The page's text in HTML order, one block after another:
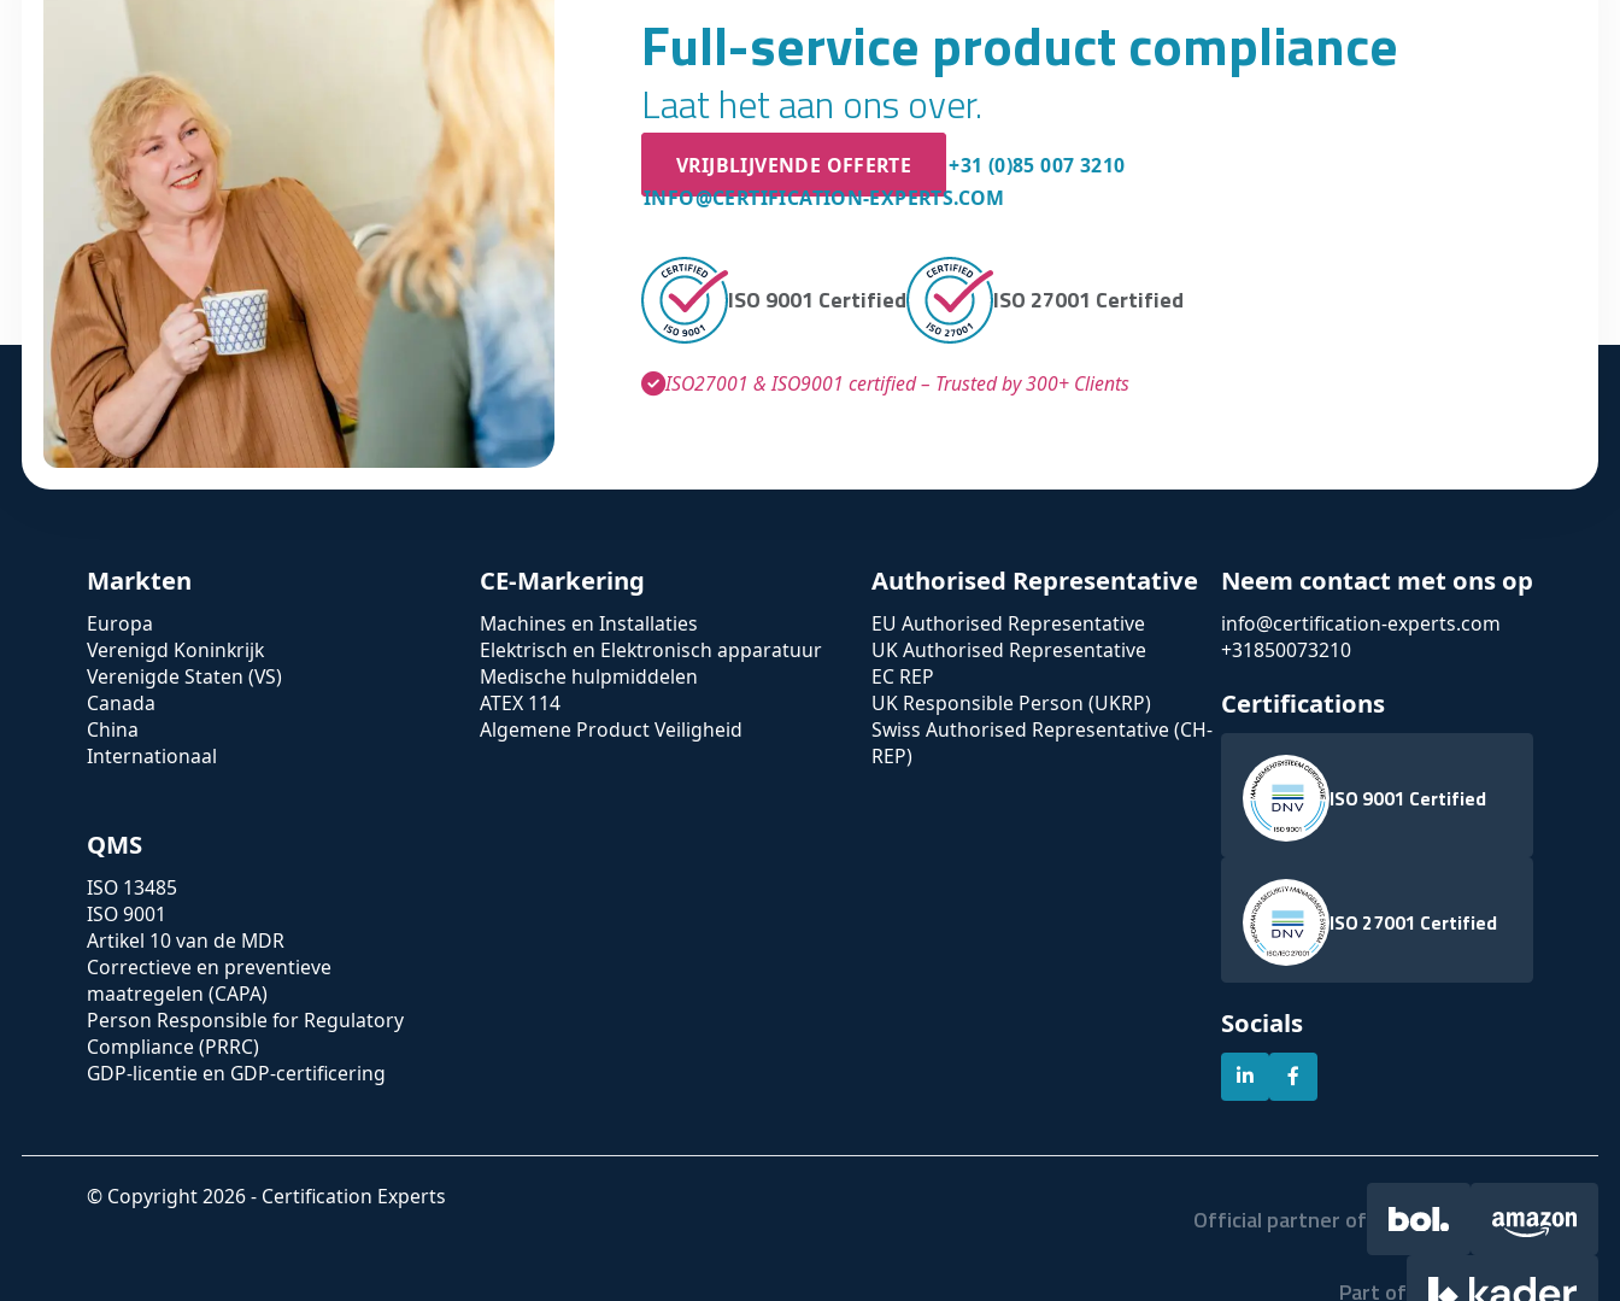
Full-service product compliance
Laat het aan ons over.
VRIJBLIJVENDE OFFERTE
+31 (0)85 007 3210
INFO@CERTIFICATION-EXPERTS.COM
ISO 9001 Certified ISO 27001 Certified
ISO27001 & ISO9001 certified – Trusted by 300+ Clients
Markten
Europa
Verenigd Koninkrijk
Verenigde Staten (VS)
Canada
China
Internationaal
CE-Markering
Machines en Installaties
Elektrisch en Elektronisch apparatuur
Medische hulpmiddelen
ATEX 114
Algemene Product Veiligheid
Authorised Representative
EU Authorised Representative
UK Authorised Representative
EC REP
UK Responsible Person (UKRP)
Swiss Authorised Representative (CH-
REP)
QMS
ISO 13485
ISO 9001
Artikel 10 van de MDR
Correctieve en preventieve
maatregelen (CAPA)
Person Responsible for Regulatory
Compliance (PRRC)
GDP-licentie en GDP-certificering
Neem contact met ons op
info@certification-experts.com
+31850073210
Certifications
ISO 9001 Certified
ISO 27001 Certified
Socials
© Copyright 2026 - Certification Experts
Official partner of
Part of